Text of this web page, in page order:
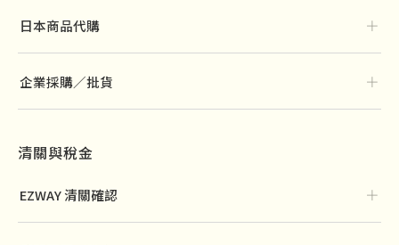
日本商品代購 ＋
企業採購／批貨 ＋
清關與稅金
EZWAY 清關確認 ＋